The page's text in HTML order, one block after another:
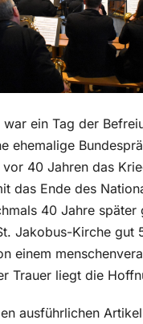
ein Tag der
ehemalige
40 Jahren das
das Ende des
40 Jahre später
Jakobus-Kirche gut
einem
Trauer liegt die
ausführlichen